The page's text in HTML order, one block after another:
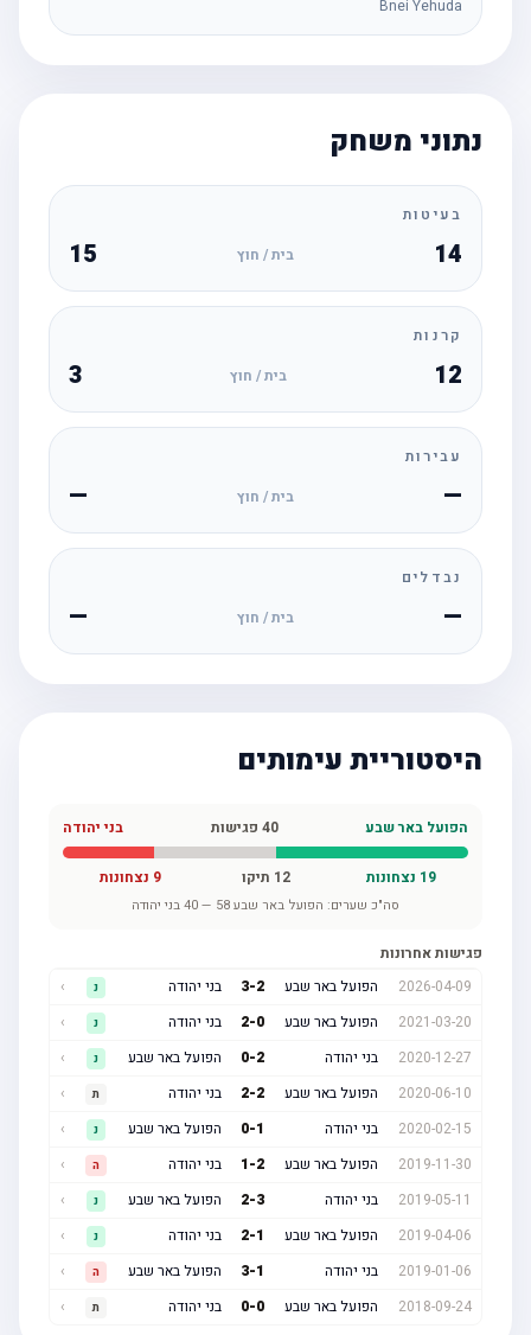
Bnei Yehuda
נתוני משחק
בעיטות
14 בית / חוץ 15
קרנות
12 בית / חוץ
עבירות
— בית / חוץ —
נבדלים
— בית / חוץ —
היסטוריית עימותים
הפועל באר שבע 40פגישות בני יהודה
19נצחונות 12תיקו נצחונות
סה"כ שערים:הפועל באר שבע58
—
40 בני יהודה
פגישות אחרונות
2026-04-09
הפועל באר שבע 3 בני יהודה
2021-03-20
הפועל באר שבע 2 בני יהודה
2020-12-27
בני יהודה 0 הפועל באר שבע
2020-06-10
הפועל באר שבע 2 בני יהודה
2020-02-15
בני יהודה 0 הפועל באר שבע
2019-11-30
הפועל באר שבע 1 בני יהודה
2019-05-11
בני יהודה 2 הפועל באר שבע
2019-04-06
הפועל באר שבע 2 בני יהודה
2019-01-06
בני יהודה 3 הפועל באר שבע
2018-09-24
הפועל באר שבע 0 בני יהודה